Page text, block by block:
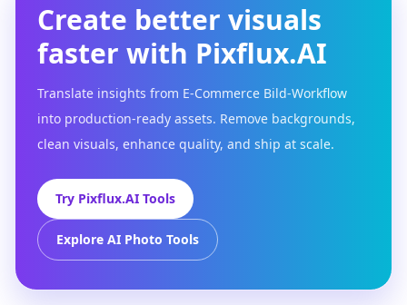
Create better visuals
faster with Pixflux.AI
Translate insights from E-Commerce Bild-Workflow
into production-ready assets. Remove backgrounds,
clean visuals, enhance quality, and ship at scale.
Try Pixflux.AI Tools
Explore AI Photo Tools